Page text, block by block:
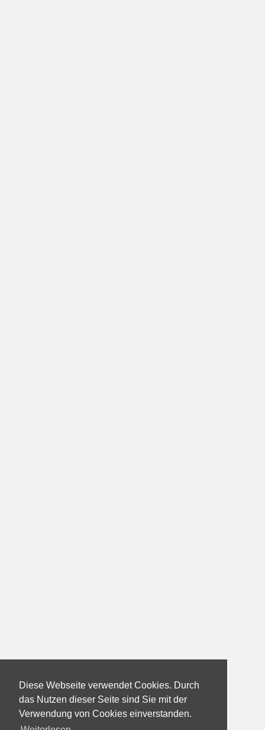
Diese Webseite verwendet Cookies. Durch
das Nutzen dieser Seite sind Sie mit der
Verwendung von Cookies einverstanden.